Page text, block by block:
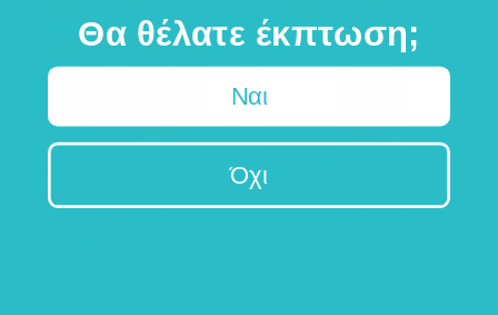
3x Έλαιο ιπποφαούς
Θα θέλατε έκπτωση;
Ναι
Όχι